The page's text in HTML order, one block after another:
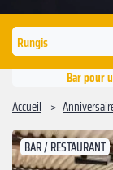
Bar pour
Accueil
BAR / RESTAURANT